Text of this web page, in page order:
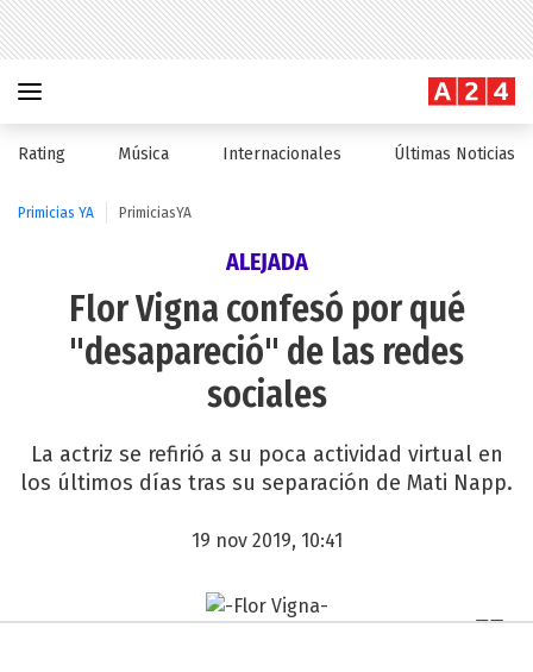
Rating Música Internacionales Últimas Noticias
Primicias YA PrimiciasYA
ALEJADA
Flor Vigna confesó por qué
"desapareció" de las redes
sociales
La actriz se refirió a su poca actividad virtual en
los últimos días tras su separación de Mati Napp.
19 nov 2019, 10:41